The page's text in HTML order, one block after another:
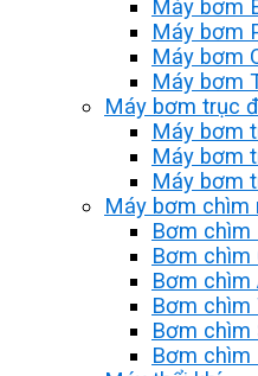
Máy bơm
Máy bơm
Máy bơm
Máy bơm
Máy bơm trục
Máy bơm
Máy bơm
Máy bơm
Máy bơm chìm
Bơm chìm
Bơm
Bơm chìm
Bơm chìm
Bơm chìm
Bơm chìm